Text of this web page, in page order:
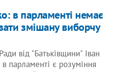
в парламенті немає
змішану виборчу
від "Батьківщини" Іван
парламенті є розуміння